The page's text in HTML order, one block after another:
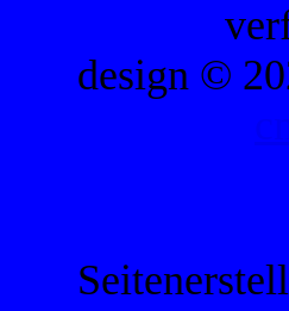
design ©